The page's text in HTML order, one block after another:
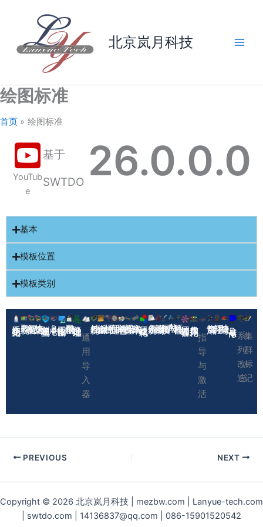
北京岚月科技
绘图标准
首页 绘图标准
YouTub
e
基于
SWTDO 26.0.0.0
基本
模板位置
模板类别
系统初始化取号系统智能更名快捷更名创建三视图Prod中心工程图输出数模输出路径批处理通
用
导
入
器
外挂系统钣金输出螺栓统计部件加速随机着色视图标注实体清单属性格式化备份系统绘图标准图框替换AI助理环境自检属性管理器代号序列化指
导
与
激
活
修复引用打开路径快捷取号DataControl 系
列
改
造
集
群
标
记
PREVIOUS NEXT
Copyright © 2026 北京岚月科技 | mezbw.com | Lanyue-tech.com
| swtdo.com | 14136837@qq.com | 086-15901520542